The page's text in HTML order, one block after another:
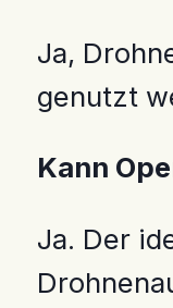
Ja,
genutzt
Kann
Ja. Der